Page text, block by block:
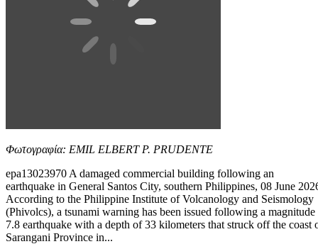
Φωτογραφία: EMIL ELBERT P. PRUDENTE
epa13023970 A damaged commercial building following an
earthquake in General Santos City, southern Philippines, 08 June
According to the Philippine Institute of Volcanology and Seismology
(Phivolcs), a tsunami warning has been issued following a magnitude
7.8 earthquake with a depth of 33 kilometers that struck off the coast
Sarangani Province in...